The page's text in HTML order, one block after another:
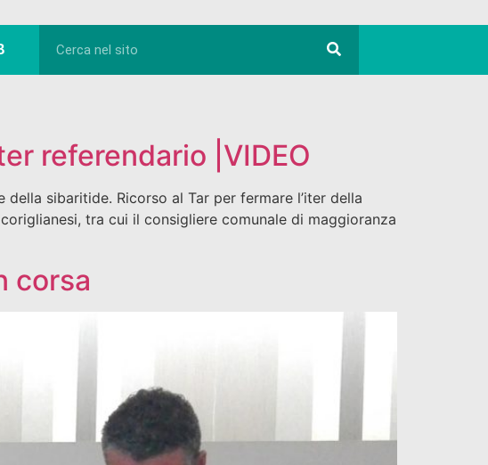
referendario |VIDEO
sibaritide. Ricorso al Tar per fermare l’iter della
tra cui il consigliere comunale di maggioranza
corsa